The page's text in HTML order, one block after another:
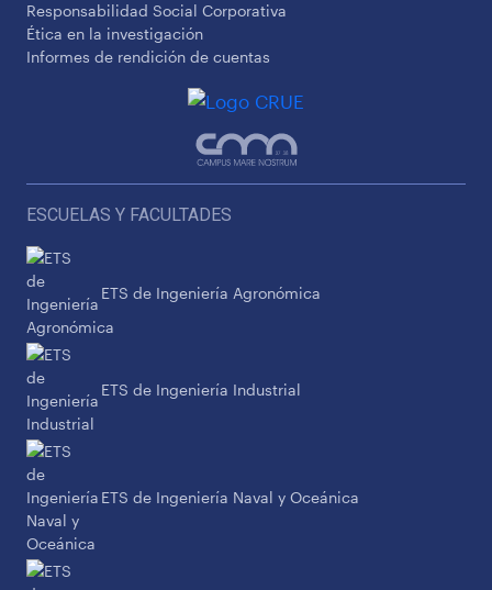
Responsabilidad Social Corporativa
Ética en la investigación
Informes de rendición de cuentas
ESCUELAS Y FACULTADES
ETS de Ingeniería Agronómica
ETS de Ingeniería Industrial
ETS de Ingeniería Naval y Oceánica